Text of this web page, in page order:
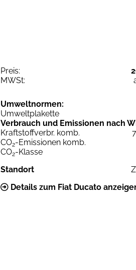
Preis:
MWSt:
Umweltnormen:
Umweltplakette
Verbrauch und Emissionen nach
Kraftstoffverbr. komb.
CO2-Emissionen komb.
CO2-Klasse
Standort
Details zum Fiat Ducato